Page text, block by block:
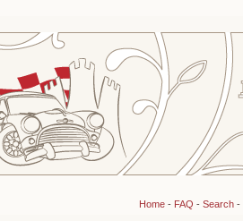
Home- FAQ - Search-